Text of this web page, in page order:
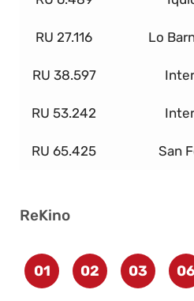
RU 27.116 Lo
RU 38.597
RU 53.242
RU 65.425 San
ReKino
01 02 03